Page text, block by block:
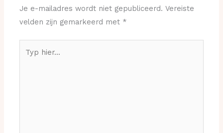
Je e-mailadres wordt niet gepubliceerd. Vereiste
velden zijn gemarkeerd met *
hier...